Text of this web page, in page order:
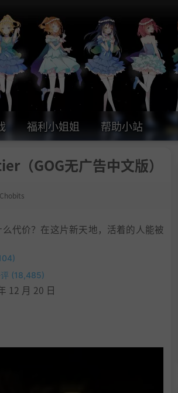
福利小姐姐 帮助小站
（GOG无广告中文版）
Chobits
代价？在这片新天地，活着的人能被
(18,485)
12 月 20 日